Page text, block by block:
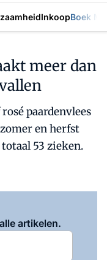
InkoopBoek
meer dan
paardenvlees
en herfst
53 zieken.
artikelen.